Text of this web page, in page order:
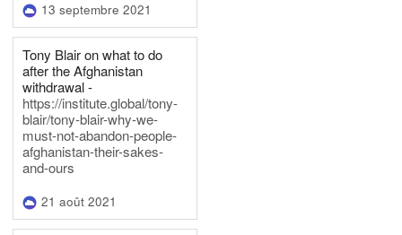
13 septembre 2021
Tony Blair on what to do
after the Afghanistan
withdrawal -
https://institute.global/tony-
blair/tony-blair-why-we-
must-not-abandon-people-
afghanistan-their-sakes-
and-ours
21 août 2021